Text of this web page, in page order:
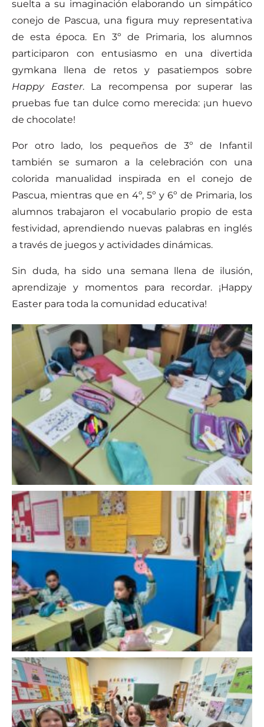
suelta a su imaginación elaborando un simpático
conejo de Pascua, una figura muy representativa
de esta época. En 3º de Primaria, los alumnos
participaron con entusiasmo en una divertida
gymkana llena de retos y pasatiempos sobre
Happy Easter. La recompensa por superar las
pruebas fue tan dulce como merecida: ¡un huevo
de chocolate!
Por otro lado, los pequeños de 3º de Infantil
también se sumaron a la celebración con una
colorida manualidad inspirada en el conejo de
Pascua, mientras que en 4º, 5º y 6º de Primaria, los
alumnos trabajaron el vocabulario propio de esta
festividad, aprendiendo nuevas palabras en inglés
a través de juegos y actividades dinámicas.
Sin duda, ha sido una semana llena de ilusión,
aprendizaje y momentos para recordar. ¡Happy
Easter para toda la comunidad educativa!